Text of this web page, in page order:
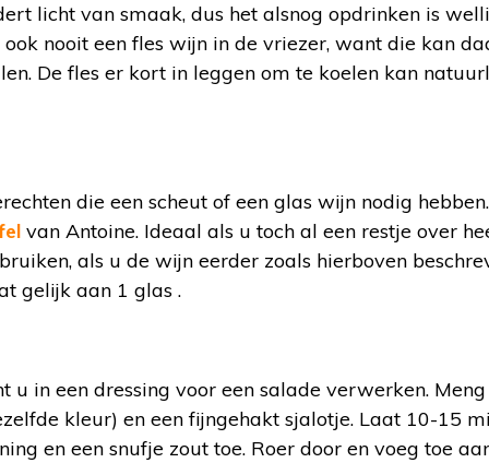
licht van smaak, dus het alsnog opdrinken is
nooit een fles wijn in de vriezer, want die kan
De fles er kort in leggen om te koelen kan
die een scheut of een glas wijn nodig
van Antoine. Ideaal als u toch al een restje over
als u de wijn eerder zoals hierboven
gelijk aan 1 glas .
u in een dressing voor een salade verwerken.
kleur) en een fijngehakt sjalotje. Laat 10-15
en een snufje zout toe. Roer door en voeg toe